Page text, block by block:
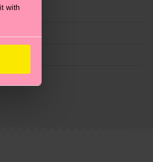
with
die richtige Pflege von